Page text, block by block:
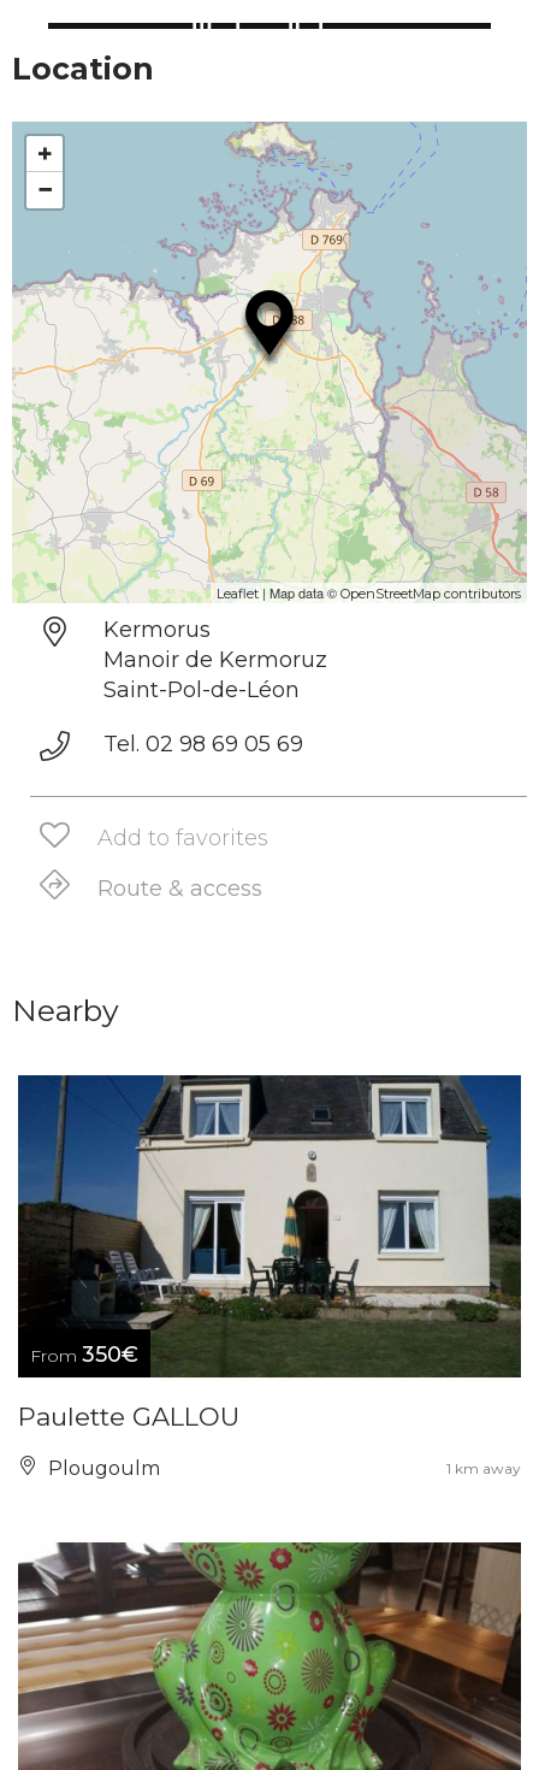
Location
+
−
Leaflet | Map data © OpenStreetMap contributors
Kermorus
Manoir de Kermoruz
Saint-Pol-de-Léon
Tel. 02 98 69 05 69
Add to favorites
Route & access
Nearby
From 350€
Paulette GALLOU
Plougoulm 1 km away